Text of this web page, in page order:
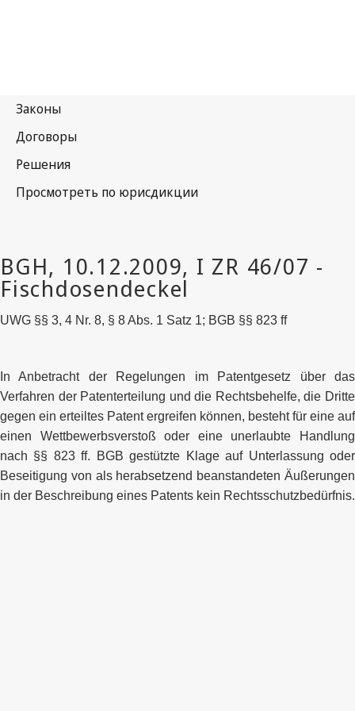
UWG §§ 3, 4 Nr. 8, § 8 Abs. 1 Satz 1; BGB §§ 823 ff
In Anbetracht der Regelungen im Patentgesetz über das
Verfahren der Patenterteilung und die Rechtsbehelfe, die Dritte
gegen ein erteiltes Patent ergreifen können, besteht für eine auf
einen Wettbewerbsverstoß oder eine unerlaubte Handlung
nach §§ 823 ff. BGB gestützte Klage auf Unterlassung oder
Beseitigung von als herabsetzend beanstandeten Äußerungen
in der Beschreibung eines Patents kein Rechtsschutzbedürfnis.